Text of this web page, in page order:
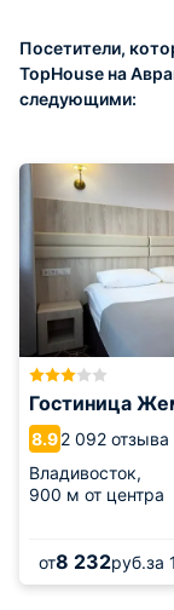
Посетители,
TopHouse на
следующими:
Гостиница
8.92 092 отзыва
Владивосток,
900 м от центра
от8 232руб.за